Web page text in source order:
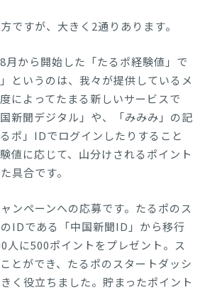
ですが、大きく2通りあります。
月から開始した「たるポ経験値」で
というのは、我々が提供しているメ
によってたまる新しいサービスで
新聞デジタル」や、「みみみ」の記
ポ」IDでログインしたりすること
値に応じて、山分けされるポイント
具合です。
ンペーンへの応募です。たるポのス
IDである「中国新聞ID」から移行
人に500ポイントをプレゼント。ス
とができ、たるポのスタートダッシ
く役立ちました。貯まったポイント